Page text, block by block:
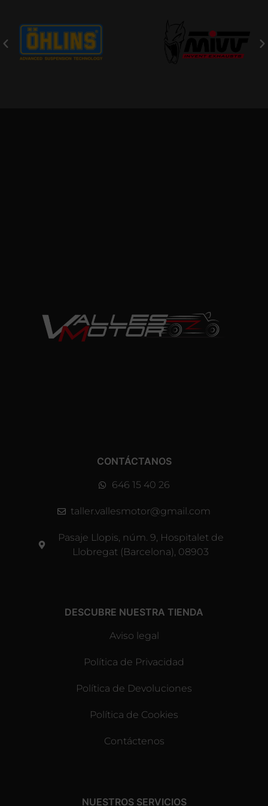
CONTÁCTANOS
646 15 40 26
taller.vallesmotor@gmail.com
Pasaje Llopis, núm. 9, Hospitalet de
Llobregat (Barcelona), 08903
DESCUBRE NUESTRA TIENDA
Aviso legal
Política de Privacidad
Política de Devoluciones
Política de Cookies
Contáctenos
NUESTROS SERVICIOS